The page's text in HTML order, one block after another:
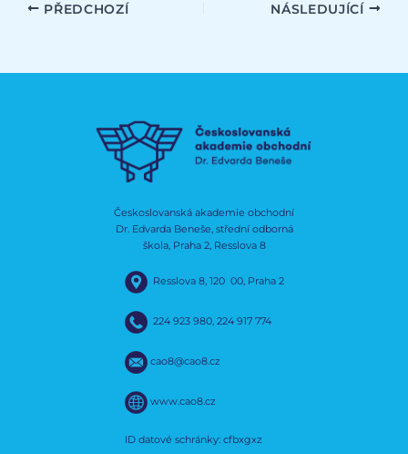
PŘEDCHOZÍ NÁSLEDUJÍCÍ
Českoslovanská akademie obchodní
Dr. Edvarda Beneše, střední odborná
škola, Praha 2, Resslova 8
Resslova 8, 120 00, Praha 2
224 923 980, 224 917 774
cao8@cao8.cz
www.cao8.cz
ID datové schránky: cfbxgxz